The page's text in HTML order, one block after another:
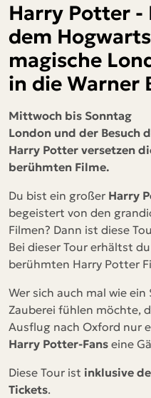
Harry Potter -
dem
magische
in die Warner
Mittwoch bis Sonntag
London und der Besuch
Harry Potter versetzen
berühmten Filme.
Du bist ein großer Harry
begeistert von den
Filmen? Dann ist diese
Bei dieser Tour erhältst
berühmten Harry Potter
Wer sich auch mal wie
Zauberei fühlen möchte,
Ausflug nach Oxford nur
Harry Potter-Fans eine
Diese Tour ist inklusive
Tickets.